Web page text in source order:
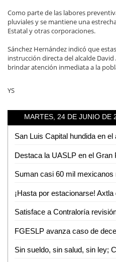
Como parte de las labores
pluviales y se mantiene una
Estatal y otras corporaciones.
Sánchez Hernández indicó que
instrucción directa del alcalde
brindar atención inmediata a la
YS
MARTES, 24 DE JUNIO DE